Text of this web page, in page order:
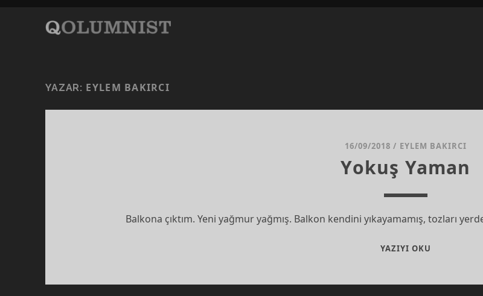
YAZAR: EYLEM BAKIRCI
16/09/2018 / EYLEM BAKIRCI
Yokuş Yaman
Balkona çıktım. Yeni yağmur yağmış. Balkon kendini yıkayamamış, tozları
YAZIYI OKU